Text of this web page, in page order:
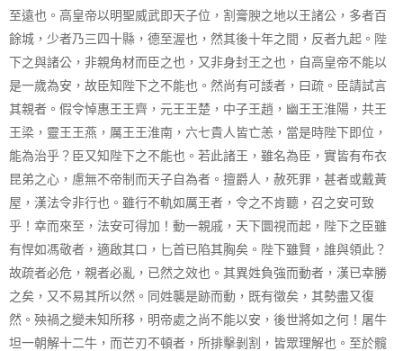
至遠也。高皇帝以明聖威武即天子位，割膏腴之地以王諸公，多者百
餘城，少者乃三四十縣，德至渥也，然其後十年之間，反者九起。陛
下之與諸公，非親角材而臣之也，又非身封王之也，自高皇帝不能以
是一歲為安，故臣知陛下之不能也。然尚有可諉者，曰疏。臣請試言
其親者。假令悼惠王王齊，元王王楚，中子王趙，幽王王淮陽，共王
王梁，靈王王燕，厲王王淮南，六七貴人皆亡恙，當是時陛下即位，
能為治乎？臣又知陛下之不能也。若此諸王，雖名為臣，實皆有布衣
昆弟之心，慮無不帝制而天子自為者。擅爵人，赦死罪，甚者或戴黃
屋，漢法令非行也。雖行不軌如厲王者，令之不肯聽，召之安可致
乎！幸而來至，法安可得加！動一親戚，天下圜視而起，陛下之臣雖
有悍如馮敬者，適啟其口，匕首已陷其胸矣。陛下雖賢，誰與領此？
故疏者必危，親者必亂，已然之效也。其異姓負強而動者，漢已幸勝
之矣，又不易其所以然。同姓襲是跡而動，既有徵矣，其勢盡又復
然。殃禍之變未知所移，明帝處之尚不能以安，後世將如之何！屠牛
坦一朝解十二牛，而芒刃不頓者，所排擊剝割，皆眾理解也。至於髖